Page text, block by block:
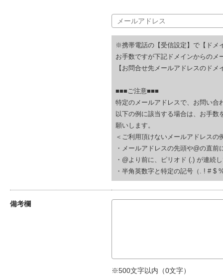
※携帯電話の【受信設定】で【ドメ
お手数ですが下記ドメインからのメ
【お問合せ先メールアドレスのドメ
■■■ご注意■■■
特定のメールアドレスで、お問い合
以下の例に該当する場合は、お手
願いします。
＜ご利用頂けないメールアドレスの
・メールアドレスの先頭や@の直
・@より前に、ピリオド (.) が連続
・半角英数字と特定の記号（. ! # $
備考欄
※500文字以内（0文字）